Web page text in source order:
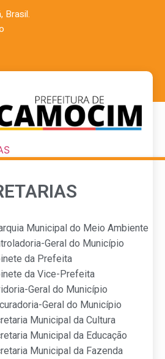
Brasil.
Municipal do Meio Ambiente
Geral do Município
da Prefeita
da Vice-Prefeita
Geral do Município
Geral do Município
Municipal da Cultura
Municipal da Educação
Municipal da Fazenda